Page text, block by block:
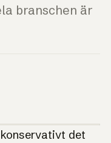
branschen är
det